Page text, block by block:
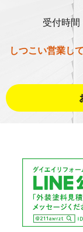
受付時間
しつこい営業し